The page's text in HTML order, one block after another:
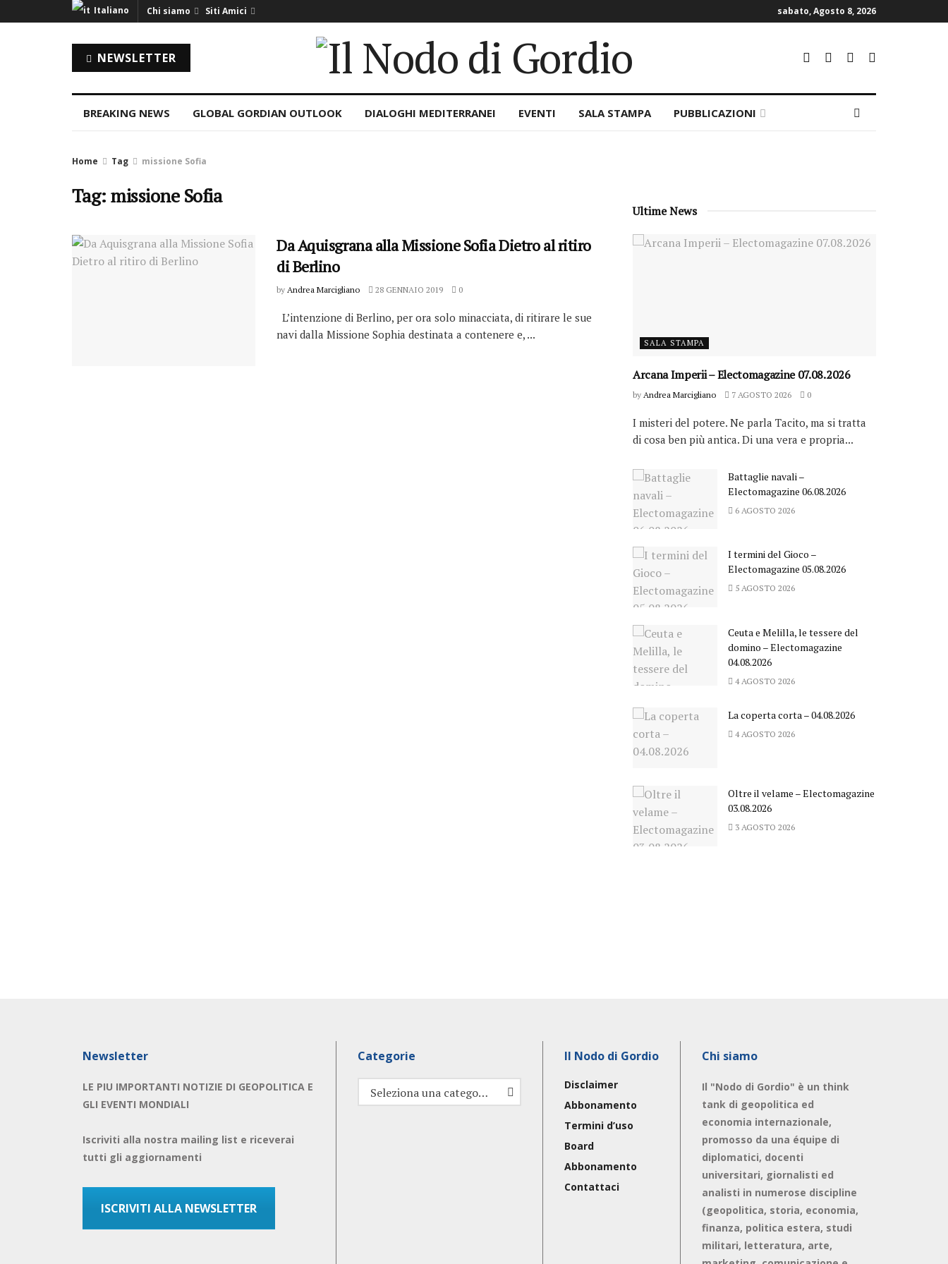
Italiano Chi siamo Siti Amici sabato, Agosto 8, 2026
NEWSLETTER
BREAKING NEWS GLOBAL GORDIAN OUTLOOK DIALOGHI MEDITERRANEI EVENTI SALA STAMPA PUBBLICAZIONI
Home Tag missione Sofia
Tag: missione Sofia
Da Aquisgrana alla Missione Sofia Dietro al ritiro
di Berlino
by Andrea Marcigliano 28 GENNAIO 2019 0
L’intenzione di Berlino, per ora solo minacciata, di ritirare le sue
navi dalla Missione Sophia destinata a contenere e, ...
Ultime News
SALA STAMPA
Arcana Imperii – Electomagazine 07.08.2026
by Andrea Marcigliano 7 AGOSTO 2026 0
I misteri del potere. Ne parla Tacito, ma si tratta
di cosa ben più antica. Di una vera e propria...
Battaglie navali –
Electomagazine 06.08.2026
6 AGOSTO 2026
I termini del Gioco –
Electomagazine 05.08.2026
5 AGOSTO 2026
Ceuta e Melilla, le tessere del
domino – Electomagazine
04.08.2026
4 AGOSTO 2026
La coperta corta – 04.08.2026
4 AGOSTO 2026
Oltre il velame – Electomagazine
03.08.2026
3 AGOSTO 2026
Newsletter
LE PIU IMPORTANTI NOTIZIE DI GEOPOLITICA E
GLI EVENTI MONDIALI
Iscriviti alla nostra mailing list e riceverai
tutti gli aggiornamenti
ISCRIVITI ALLA NEWSLETTER
Categorie
Categorie Seleziona una categoria
Il Nodo di Gordio
Disclaimer
Abbonamento
Termini d’uso
Board
Abbonamento
Contattaci
Chi siamo
Il "Nodo di Gordio" è un think
tank di geopolitica ed
economia internazionale,
promosso da una équipe di
diplomatici, docenti
universitari, giornalisti ed
analisti in numerose discipline
(geopolitica, storia, economia,
finanza, politica estera, studi
militari, letteratura, arte,